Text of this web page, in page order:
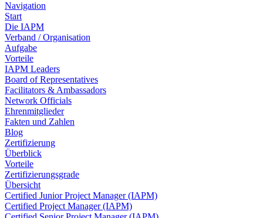
Navigation
Start
Die IAPM
Verband / Organisation
Aufgabe
Vorteile
IAPM Leaders
Board of Representatives
Facilitators & Ambassadors
Network Officials
Ehrenmitglieder
Fakten und Zahlen
Blog
Zertifizierung
Überblick
Vorteile
Zertifizierungsgrade
Übersicht
Certified Junior Project Manager (IAPM)
Certified Project Manager (IAPM)